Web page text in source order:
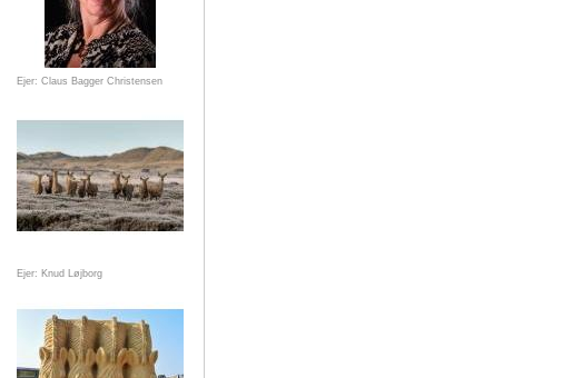
Ejer: Claus Bagger Christensen
Ejer: Knud Løjborg